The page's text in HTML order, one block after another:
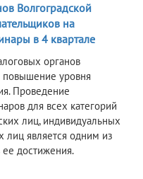
Волгоградской
на
в 4 квартале
органов
повышение уровня
Проведение
для всех категорий
лиц, индивидуальных
лиц является одним из
достижения.